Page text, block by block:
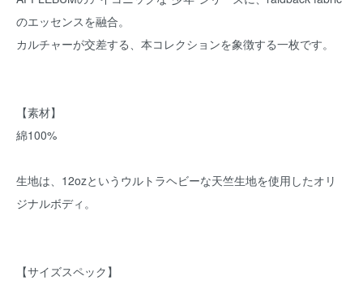
のエッセンスを融合。
カルチャーが交差する、本コレクションを象徴する一枚です。
【素材】
綿100%
生地は、12ozというウルトラヘビーな天竺生地を使用したオリ
ジナルボディ。
【サイズスペック】